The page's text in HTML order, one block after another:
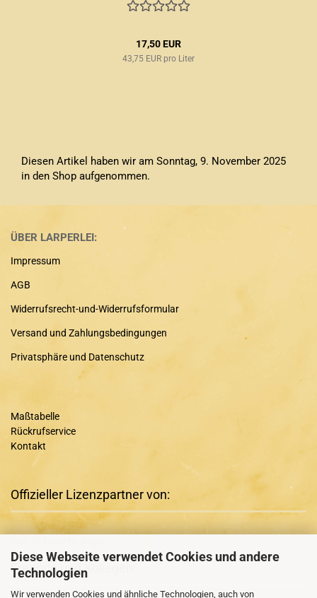
Diese Webseite verwendet Cookies und andere
Technologien
Wir verwenden Cookies und ähnliche Technologien, auch von
17,50 EUR
43,75 EUR pro Liter
Diesen Artikel haben wir am Sonntag, 9. November 2025
in den Shop aufgenommen.
ÜBER LARPERLEI:
Impressum
AGB
Widerrufsrecht-und-Widerrufsformular
Versand und Zahlungsbedingungen
Privatsphäre und Datenschutz
Maßtabelle
Rückrufservice
Kontakt
Offizieller Lizenzpartner von:
Freunde und Kollegen: